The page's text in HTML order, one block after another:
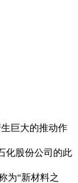
巨大的推动作
化股份公司的此
为“新材料之